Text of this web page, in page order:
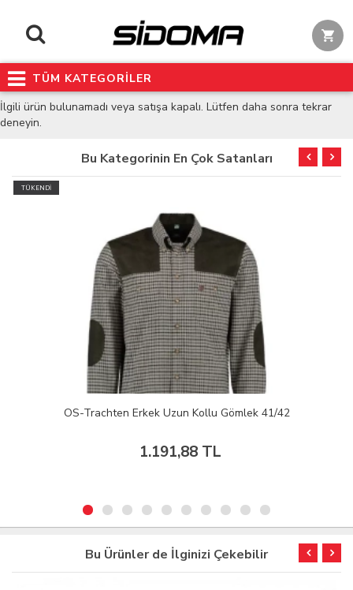
TÜM KATEGORİLER
İlgili ürün bulunamadı veya satışa kapalı. Lütfen daha sonra tekrar
deneyin.
Bu Kategorinin En Çok Satanları
TÜKENDİ
OS-Trachten Erkek Uzun Kollu Gömlek 41/42
1.191,88 TL
Bu Ürünler de İlginizi Çekebilir